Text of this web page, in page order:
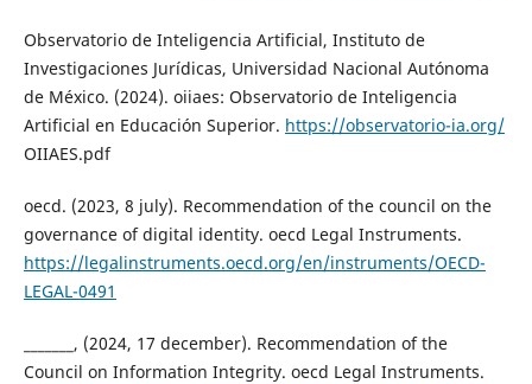
Observatorio de Inteligencia Artificial, Instituto de
Investigaciones Jurídicas, Universidad Nacional Autónoma
de México. (2024). oiiaes: Observatorio de Inteligencia
Artificial en Educación Superior. https://observatorio-ia.org/
OIIAES.pdf
oecd. (2023, 8 july). Recommendation of the council on the
governance of digital identity. oecd Legal Instruments.
https://legalinstruments.oecd.org/en/instruments/OECD-
LEGAL-0491
_______, (2024, 17 december). Recommendation of the
Council on Information Integrity. oecd Legal Instruments.